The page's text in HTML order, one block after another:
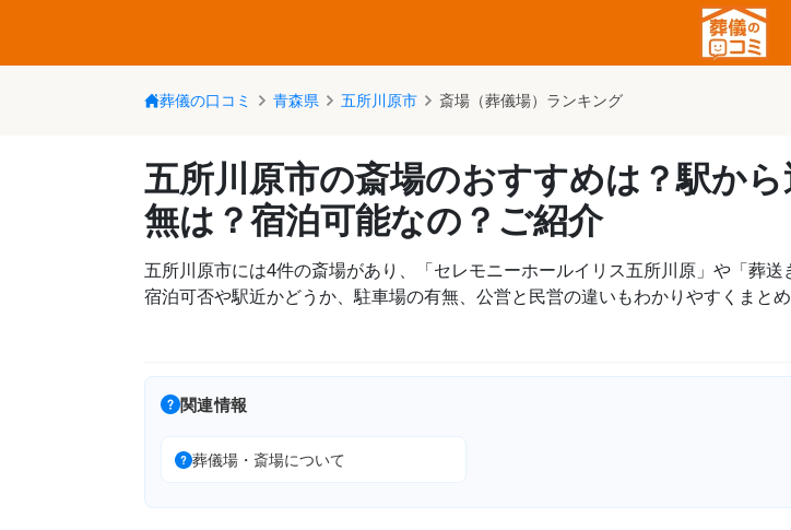
葬儀の口コミ 青森県 五所川原市 斎場（葬儀場）ランキング
五所川原市の斎場のおすすめは？駅か
無は？宿泊可能なの？ご紹介
五所川原市には4件の斎場があり、「セレモニーホールイリス五所川原」や「葬
宿泊可否や駅近かどうか、駐車場の有無、公営と民営の違いもわかりやすくまとめ
関連情報
葬儀場・斎場について